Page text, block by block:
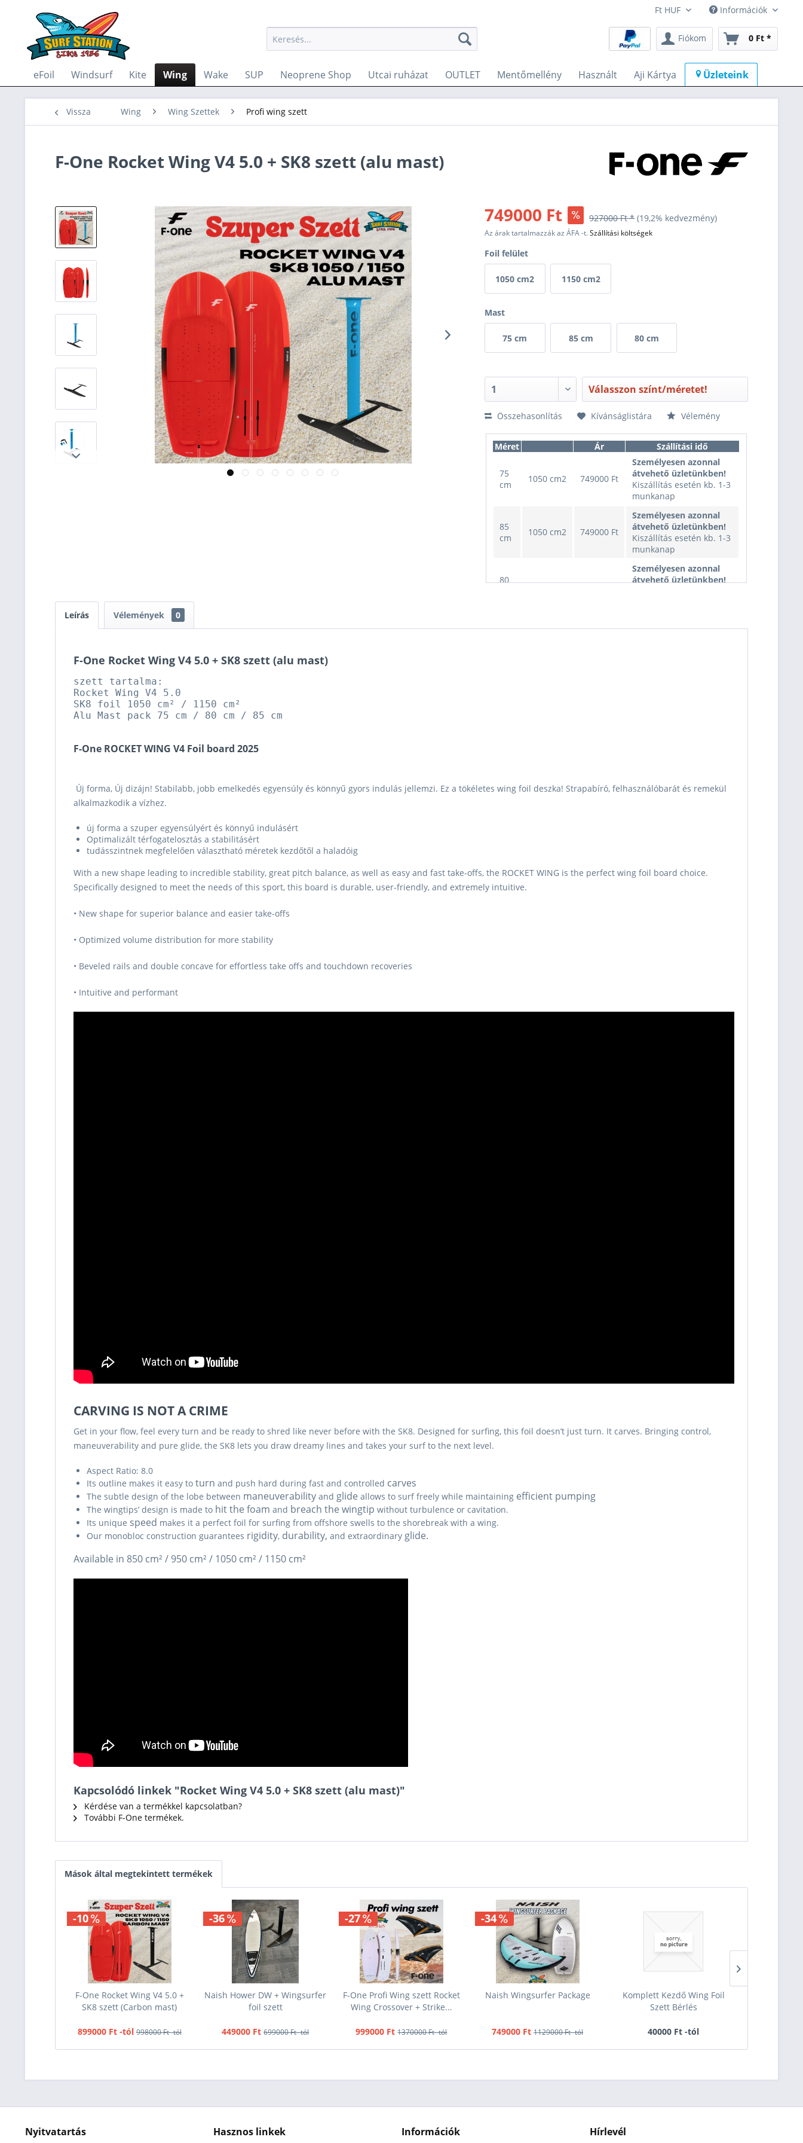
Információk
Fiókom 0 Ft *
eFoil Windsurf Kite Wing Wake SUP Neoprene Shop Utcai ruházat OUTLET Mentőmellény Használt Aji Kártya Üzleteink
Vissza Wing Wing Szettek Profi wing szett
F-One Rocket Wing V4 5.0 + SK8 szett (alu mast)
749000 Ft 927000 Ft * (19,2% kedvezmény)
Az árak tartalmazzák az ÁFA -t.Szállítási költségek
Foil felület
1050 cm2 1150 cm2
Mast
75 cm 85 cm 80 cm
Válasszon színt/méretet!
Összehasonlítás Kívánságlistára Vélemény
Méret Ár Szállítási idő
75
cm
1050 cm2 749000 Ft
Személyesen azonnal
átvehető üzletünkben!
Kiszállítás esetén kb. 1-3
munkanap
85
cm
1050 cm2 749000 Ft
Személyesen azonnal
átvehető üzletünkben!
Kiszállítás esetén kb. 1-3
munkanap
80
1050 cm2 749000 Ft
Személyesen azonnal
átvehető üzletünkben!
75
átvehető üzletünkben!
Leírás Vélemények 0
F-One Rocket Wing V4 5.0 + SK8 szett (alu mast)
szett tartalma:
Rocket Wing V4 5.0
SK8 foil 1050 cm² / 1150 cm²
Alu Mast pack 75 cm / 80 cm / 85 cm
F-One ROCKET WING V4 Foil board 2025
Új forma, Új dizájn! Stabilabb, jobb emelkedés egyensúly és könnyű gyors indulás jellemzi. Ez a tökéletes wing foil deszka! Strapabíró, felhasználóbarát és remekül
alkalmazkodik a vízhez.
új forma a szuper egyensúlyért és könnyű indulásért
Optimalizált térfogatelosztás a stabilitásért
tudásszintnek megfelelően választható méretek kezdőtől a haladóig
With a new shape leading to incredible stability, great pitch balance, as well as easy and fast take-offs, the ROCKET WING is the perfect wing foil board choice.
Specifically designed to meet the needs of this sport, this board is durable, user-friendly, and extremely intuitive.
• New shape for superior balance and easier take-offs
• Optimized volume distribution for more stability
• Beveled rails and double concave for effortless take offs and touchdown recoveries
• Intuitive and performant
CARVING IS NOT A CRIME
Get in your flow, feel every turn and be ready to shred like never before with the SK8. Designed for surfing, this foil doesn’t just turn. It carves. Bringing control,
maneuverability and pure glide, the SK8 lets you draw dreamy lines and takes your surf to the next level.
Aspect Ratio: 8.0
Its outline makes it easy to turn and push hard during fast and controlled carves
The subtle design of the lobe between maneuverability and glide allows to surf freely while maintaining efficient pumping
The wingtips’ design is made to hit the foam and breach the wingtip without turbulence or cavitation.
Its unique speed makes it a perfect foil for surfing from offshore swells to the shorebreak with a wing.
Our monobloc construction guarantees rigidity, durability, and extraordinary glide.
Available in 850 cm² / 950 cm² / 1050 cm² / 1150 cm²
Kapcsolódó linkek "Rocket Wing V4 5.0 + SK8 szett (alu mast)"
Kérdése van a termékkel kapcsolatban?
További F-One termékek.
Mások által megtekintett termékek
-10
F-One Rocket Wing V4 5.0 +
SK8 szett (Carbon mast)
899000 Ft -tól 998000 Ft -tól
-36
Naish Hower DW + Wingsurfer
foil szett
449000 Ft 699000 Ft -tól
-27
F-One Profi Wing szett Rocket
Wing Crossover + Strike...
999000 Ft 1370000 Ft -tól
-34
Naish Wingsurfer Package
749000 Ft 1129000 Ft -tól
Komplett Kezdő Wing Foil
Szett Bérlés
40000 Ft -tól
Nyitvatartás Hasznos linkek Információk Hírlevél